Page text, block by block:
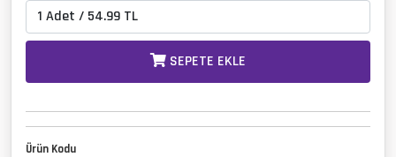
SEPETE EKLE
Ürün Kodu